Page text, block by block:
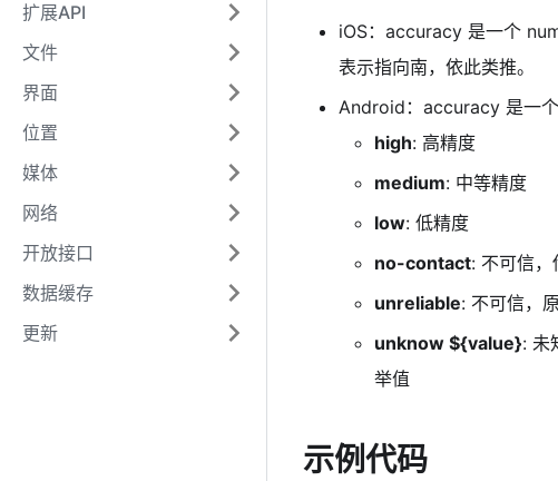
扩展API
文件
界面
位置
媒体
网络
开放接口
数据缓存
更新
iOS：accuracy 是一个
表示指向南，依此类推。
Android：accuracy 是一
high: 高精度
medium: 中等精度
low: 低精度
no-contact: 不可信
unreliable: 不可信，
unknow ${value}: 未
举值
示例代码